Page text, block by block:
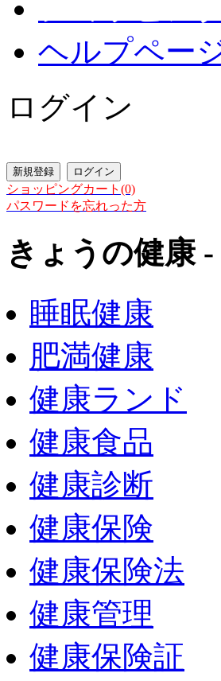
ヘルプペー
ログイン
ショッピングカート(0)
パスワードを忘れった方
きょうの健康
睡眠健康
肥満健康
健康ランド
健康食品
健康診断
健康保険
健康保険法
健康管理
健康保険証